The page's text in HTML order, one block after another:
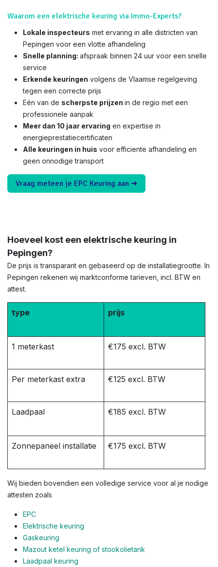
Waarom een elektrische keuring via Immo-Experts?
Lokale inspecteurs met ervaring in alle districten van
Pepingen voor een vlotte afhandeling
Snelle planning: afspraak binnen 24 uur voor een snelle
service
Erkende keuringen volgens de Vlaamse regelgeving
tegen een correcte prijs
Eén van de scherpste prijzen in de regio met een
professionele aanpak
Meer dan 10 jaar ervaring en expertise in
energieprestatiecertificaten
Alle keuringen in huis voor efficiente afhandeling en
geen onnodige transport
Vraag meteen je EPC Keuring aan ➜
Hoeveel kost een elektrische keuring in
Pepingen?
De prijs is transparant en gebaseerd op de installatiegrootte. In
Pepingen rekenen wij marktconforme tarieven, incl. BTW en
attest.
type prijs
1 meterkast €175 excl. BTW
Per meterkast extra €125 excl. BTW
Laadpaal €185 excl. BTW
Zonnepaneel installatie €175 excl. BTW
Wij bieden bovendien een volledige service voor al je nodige
attesten zoals
EPC
Elektrische keuring
Gaskeuring
Mazout ketel keuring of stookolietank
Laadpaal keuring